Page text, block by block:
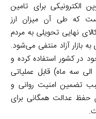
الکترونیکی برای تامین
که طی آن میزان ارز
نهایی تحویلی به مردم
بازار آزاد منتفی می‌شود.
در کشور استفاده کرده و
سه ماه) قابل عملیاتی
تضمین امنیت روانی و
عدالت همگانی برای